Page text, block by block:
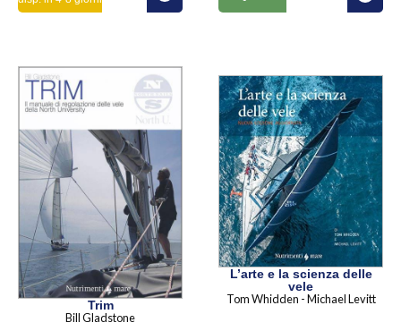
Trim
Bill Gladstone
L’arte e la scienza delle
vele
Tom Whidden - Michael Levitt